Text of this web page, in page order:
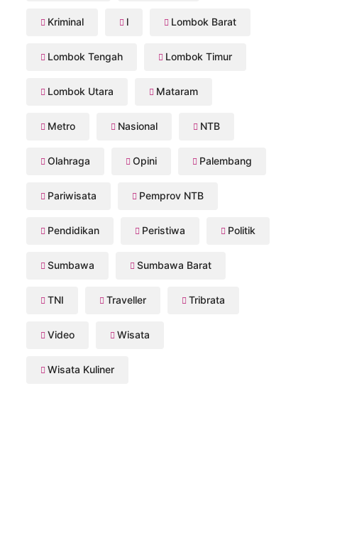
Kriminal l Lombok Barat
Lombok Tengah Lombok Timur
Lombok Utara Mataram
Metro Nasional NTB
Olahraga Opini Palembang
Pariwisata Pemprov NTB
Pendidikan Peristiwa Politik
Sumbawa Sumbawa Barat
TNI Traveller Tribrata
Video Wisata
Wisata Kuliner